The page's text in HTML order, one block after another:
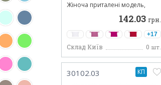
Жіноча приталені модель,
футболка щільністю 170 гр...
142.03 грн.
+17
Склад Київ 0 шт.
30102.03 КП